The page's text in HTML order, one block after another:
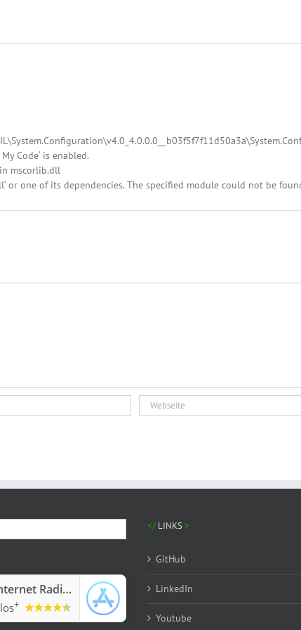
Code‘ is enabled.
mscorlib.dll
or one of its dependencies. The specified module could not be
‎Cuterdio - Internet Radio App
+
LINKS
GitHub
LinkedIn
Youtube